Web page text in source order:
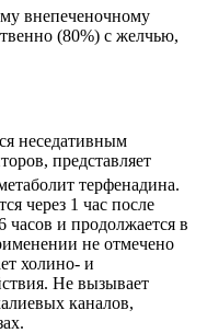
внепеченочному
(80%) с желчью,
неседативным
представляет
терфенадина.
через 1 час после
часов и продолжается в
не отмечено
холино- и
Не вызывает
каналов,